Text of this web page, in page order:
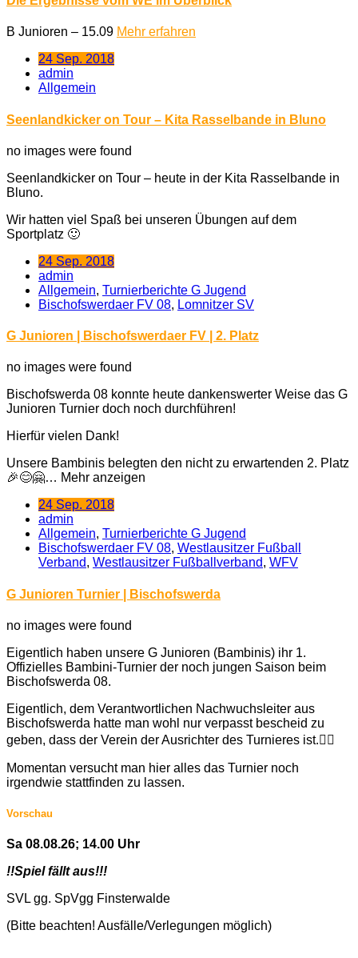
B Junioren – 15.09 Mehr erfahren
24 Sep. 2018
admin
Allgemein
Seenlandkicker on Tour – Kita Rasselbande in Bluno
no images were found
Seenlandkicker on Tour – heute in der Kita Rasselbande in
Bluno.
Wir hatten viel Spaß bei unseren Übungen auf dem
Sportplatz 🙂
24 Sep. 2018
admin
Allgemein, Turnierberichte G Jugend
Bischofswerdaer FV 08, Lomnitzer SV
G Junioren | Bischofswerdaer FV | 2. Platz
no images were found
Bischofswerda 08 konnte heute dankenswerter Weise das G
Junioren Turnier doch noch durchführen!
Hierfür vielen Dank!
Unsere Bambinis belegten den nicht zu erwartenden 2. Platz
🎉😊🤗… Mehr anzeigen
24 Sep. 2018
admin
Allgemein, Turnierberichte G Jugend
Bischofswerdaer FV 08, Westlausitzer Fußball
Verband, Westlausitzer Fußballverband, WFV
G Junioren Turnier | Bischofswerda
no images were found
Eigentlich haben unsere G Junioren (Bambinis) ihr 1.
Offizielles Bambini-Turnier der noch jungen Saison beim
Bischofswerda 08.
Eigentlich, dem Verantwortlichen Nachwuchsleiter aus
Bischofswerda hatte man wohl nur verpasst bescheid zu
geben, dass der Verein der Ausrichter des Turnieres ist.🤷‍♂️
Momentan versucht man hier alles das Turnier noch
irgendwie stattfinden zu lassen.
Vorschau
Sa 08.08.26; 14.00 Uhr
!!Spiel fällt aus!!!
SVL gg. SpVgg Finsterwalde
(Bitte beachten! Ausfälle/Verlegungen möglich)